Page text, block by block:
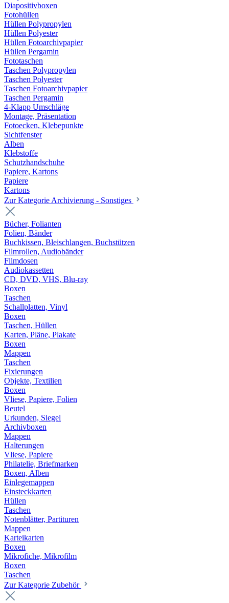
Diapositivboxen
Fotohüllen
Hüllen Polypropylen
Hüllen Polyester
Hüllen Fotoarchivpapier
Hüllen Pergamin
Fototaschen
Taschen Polypropylen
Taschen Polyester
Taschen Fotoarchivpapier
Taschen Pergamin
4-Klapp Umschläge
Montage, Präsentation
Fotoecken, Klebepunkte
Sichtfenster
Alben
Klebstoffe
Schutzhandschuhe
Papiere, Kartons
Papiere
Kartons
Zur Kategorie Archivierung - Sonstiges
Bücher, Folianten
Folien, Bänder
Buchkissen, Bleischlangen, Buchstützen
Filmrollen, Audiobänder
Filmdosen
Audiokassetten
CD, DVD, VHS, Blu-ray
Boxen
Taschen
Schallplatten, Vinyl
Boxen
Taschen, Hüllen
Karten, Pläne, Plakate
Boxen
Mappen
Taschen
Fixierungen
Objekte, Textilien
Boxen
Vliese, Papiere, Folien
Beutel
Urkunden, Siegel
Archivboxen
Mappen
Halterungen
Vliese, Papiere
Philatelie, Briefmarken
Boxen, Alben
Einlegemappen
Einsteckkarten
Hüllen
Taschen
Notenblätter, Partituren
Mappen
Karteikarten
Boxen
Mikrofiche, Mikrofilm
Boxen
Taschen
Zur Kategorie Zubehör